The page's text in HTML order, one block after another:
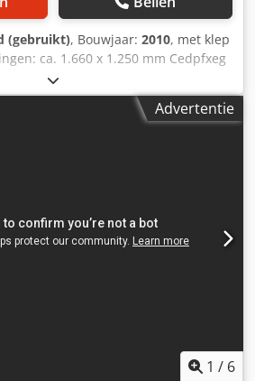
(gebruikt), Bouwjaar: 2010, met klep
ca. 1.660 x 1.250 mm Cedpfxeg
Advertentie
1 / 6